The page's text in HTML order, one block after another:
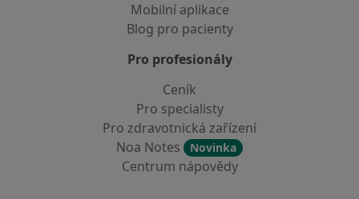
Mobilní aplikace
Blog pro pacienty
Pro profesionály
Ceník
Pro specialisty
Pro zdravotnická zařízení
Noa Notes
Novinka
Centrum nápovědy